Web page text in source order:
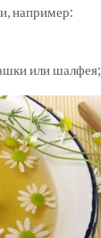
например:
или шалфея;